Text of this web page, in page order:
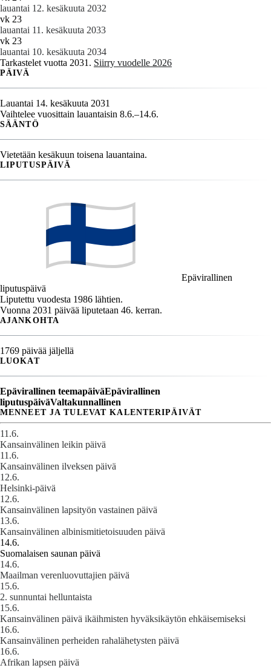
lauantai 12. kesäkuuta 2032
vk 23
lauantai 11. kesäkuuta 2033
vk 23
lauantai 10. kesäkuuta 2034
Tarkastelet vuotta 2031. Siirry vuodelle 2026
PÄIVÄ
Lauantai 14. kesäkuuta 2031
Vaihtelee vuosittain lauantaisin 8.6.–14.6.
SÄÄNTÖ
Vietetään kesäkuun toisena lauantaina.
LIPUTUSPÄIVÄ
Epävirallinen
liputuspäivä
Liputettu vuodesta 1986 lähtien.
Vuonna 2031 päivää liputetaan 46. kerran.
AJANKOHTA
1769 päivää jäljellä
LUOKAT
Epävirallinen teemapäiväEpävirallinen
liputuspäiväValtakunnallinen
MENNEET JA TULEVAT KALENTERIPÄIVÄT
11.6.
Kansainvälinen leikin päivä
11.6.
Kansainvälinen ilveksen päivä
12.6.
Helsinki-päivä
12.6.
Kansainvälinen lapsityön vastainen päivä
13.6.
Kansainvälinen albinismitietoisuuden päivä
14.6.
Suomalaisen saunan päivä
14.6.
Maailman verenluovuttajien päivä
15.6.
2. sunnuntai helluntaista
15.6.
Kansainvälinen päivä ikäihmisten hyväksikäytön ehkäisemiseksi
16.6.
Kansainvälinen perheiden rahalähetysten päivä
16.6.
Afrikan lapsen päivä